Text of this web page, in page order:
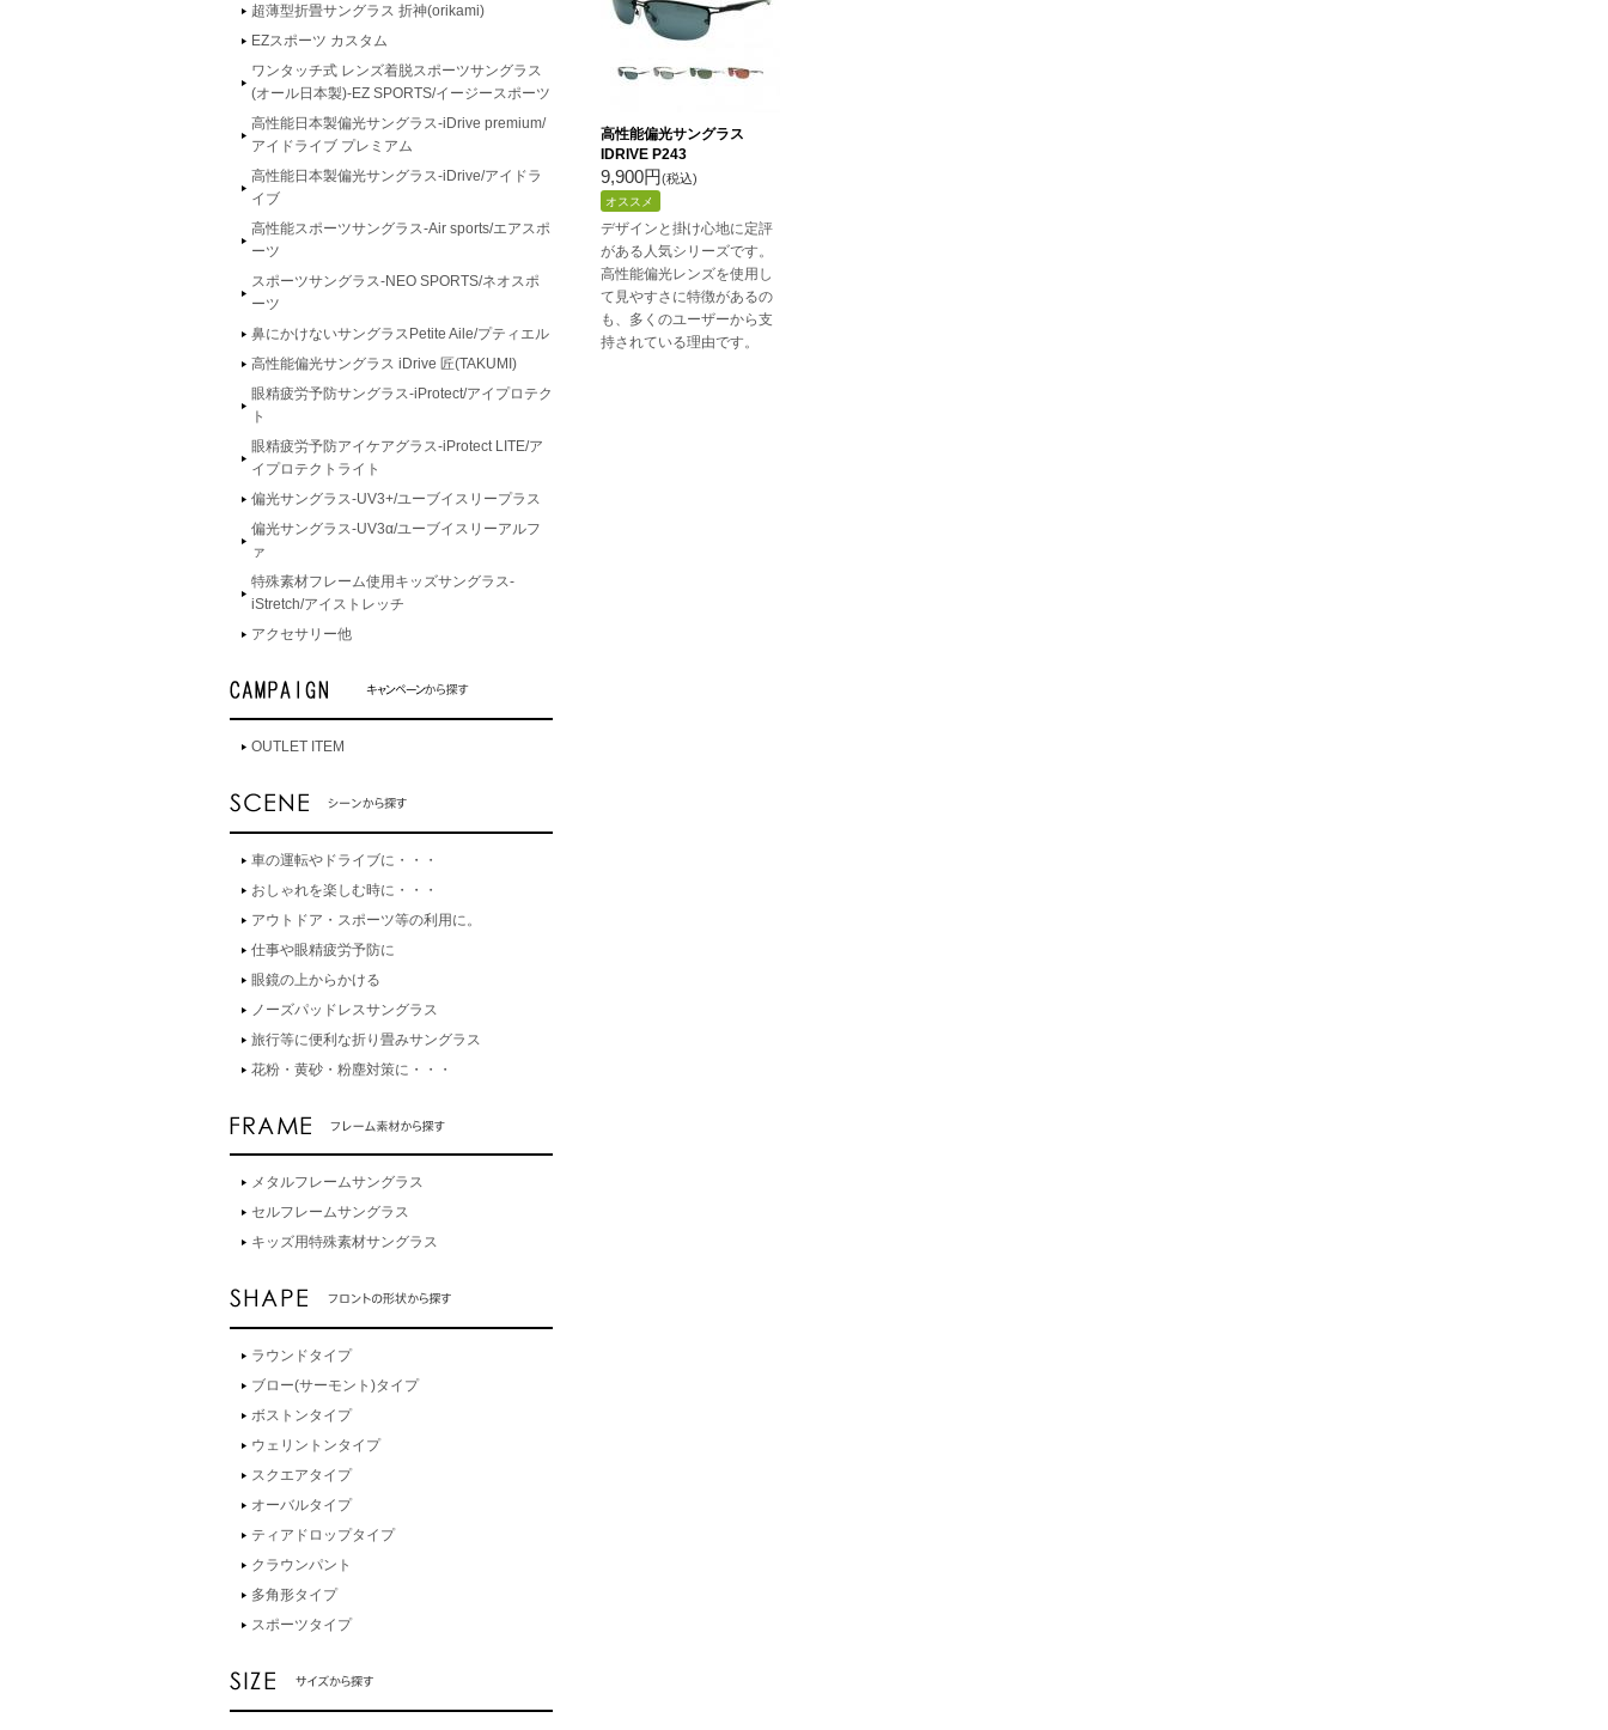
超薄型折畳サングラス 折神(orikami)
EZスポーツ カスタム
ワンタッチ式 レンズ着脱スポーツサングラス
(オール日本製)-EZ SPORTS/イージースポーツ
高性能日本製偏光サングラス-iDrive premium/
アイドライブ プレミアム
高性能日本製偏光サングラス-iDrive/アイドラ
イブ
高性能スポーツサングラス-Air sports/エアスポ
ーツ
スポーツサングラス-NEO SPORTS/ネオスポ
ーツ
鼻にかけないサングラスPetite Aile/プティエル
高性能偏光サングラス iDrive 匠(TAKUMI)
眼精疲労予防サングラス-iProtect/アイプロテク
ト
眼精疲労予防アイケアグラス-iProtect LITE/ア
イプロテクトライト
偏光サングラス-UV3+/ユーブイスリープラス
偏光サングラス-UV3α/ユーブイスリーアルフ
ァ
特殊素材フレーム使用キッズサングラス-
iStretch/アイストレッチ
アクセサリー他
OUTLET ITEM
車の運転やドライブに・・・
おしゃれを楽しむ時に・・・
アウトドア・スポーツ等の利用に。
仕事や眼精疲労予防に
眼鏡の上からかける
ノーズパッドレスサングラス
旅行等に便利な折り畳みサングラス
花粉・黄砂・粉塵対策に・・・
メタルフレームサングラス
セルフレームサングラス
キッズ用特殊素材サングラス
ラウンドタイプ
ブロー(サーモント)タイプ
ボストンタイプ
ウェリントンタイプ
スクエアタイプ
オーバルタイプ
ティアドロップタイプ
クラウンパント
多角形タイプ
スポーツタイプ
高性能偏光サングラス
IDRIVE P243
9,900円(税込)
オススメ
デザインと掛け心地に定評
がある人気シリーズです。
高性能偏光レンズを使用し
て見やすさに特徴があるの
も、多くのユーザーから支
持されている理由です。